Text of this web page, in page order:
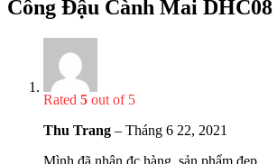
Công Đậu Cành Mai DHC08
Rated 5 out of 5
Thu Trang – Tháng 6 22, 2021
Mình đã nhận đc hàng, sản phẩm đẹp.